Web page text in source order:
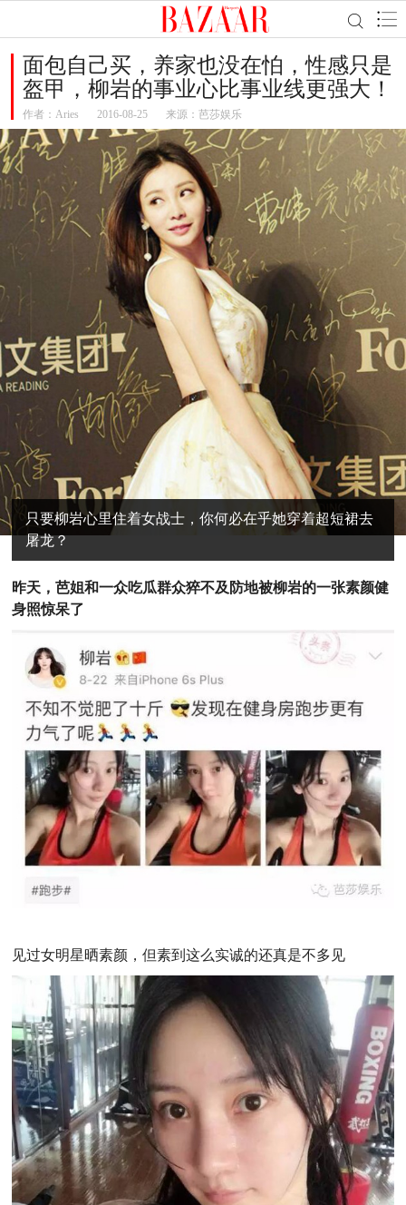
面包自己买，养家也没在怕，性感只是
盔甲，柳岩的事业心比事业线更强大！
作者： Aries 2016-08-25 来源：芭莎娱乐
只要柳岩心里住着女战士，你何必在乎她穿着超短裙去
屠龙？
昨天，芭姐和一众吃瓜群众猝不及防地被柳岩的一张素颜健
身照惊呆了
见过女明星晒素颜，但素到这么实诚的还真是不多见